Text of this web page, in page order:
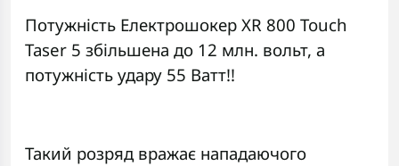
Потужність Електрошокер XR 800 Touch
Taser 5 збільшена до 12 млн. вольт, а
потужність удару 55 Ватт!!
Такий розряд вражає нападаючого